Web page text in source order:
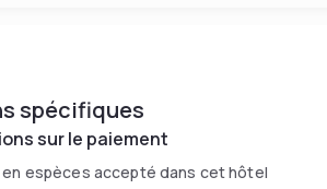
spécifiques
sur le paiement
espèces accepté dans cet hôtel